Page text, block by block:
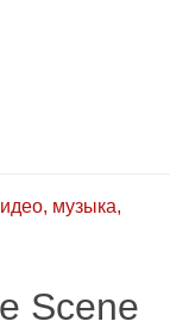
музыка,
Scene